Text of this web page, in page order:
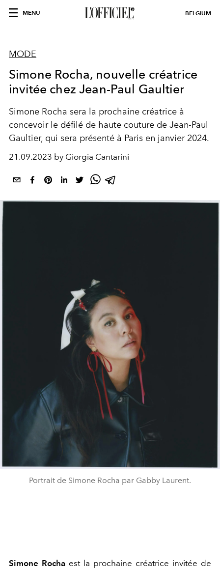
MENU BELGIUM
MODE
Simone Rocha, nouvelle créatrice
invitée chez Jean-Paul Gaultier
Simone Rocha sera la prochaine créatrice à
concevoir le défilé de haute couture de Jean-Paul
Gaultier, qui sera présenté à Paris en janvier 2024.
21.09.2023 by Giorgia Cantarini
Portrait de Simone Rocha par Gabby Laurent.
Simone Rocha est la prochaine créatrice invitée de